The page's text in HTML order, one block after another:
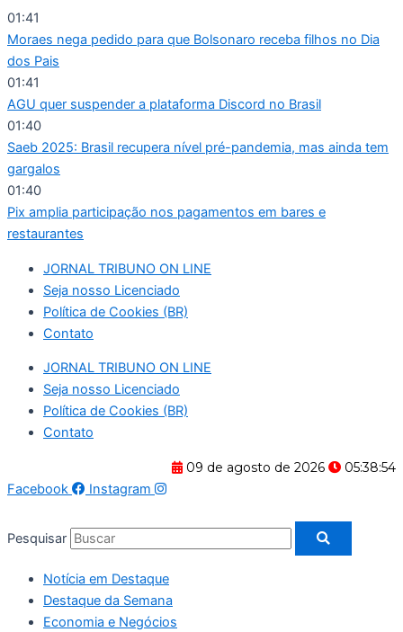
Ir
para
o
conteúdo
01:41
Moraes nega pedido para que Bolsonaro receba filhos no Dia
dos Pais
01:41
AGU quer suspender a plataforma Discord no Brasil
01:40
Saeb 2025: Brasil recupera nível pré-pandemia, mas ainda tem
gargalos
01:40
Pix amplia participação nos pagamentos em bares e
restaurantes
JORNAL TRIBUNO ON LINE
Seja nosso Licenciado
Política de Cookies (BR)
Contato
JORNAL TRIBUNO ON LINE
Seja nosso Licenciado
Política de Cookies (BR)
Contato
09 de agosto de 2026
05:38:54
Facebook
Instagram
Pesquisar
Notícia em Destaque
Destaque da Semana
Economia e Negócios